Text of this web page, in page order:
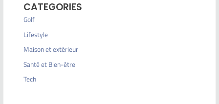
CATEGORIES
Golf
Lifestyle
Maison et extérieur
Santé et Bien-être
Tech